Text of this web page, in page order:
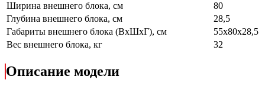
Ширина внешнего блока, см
80
Глубина внешнего блока, см
28,5
Габариты внешнего блока (ВхШхГ), см
55х80х28,5
Вес внешнего блока, кг
32
Описание модели